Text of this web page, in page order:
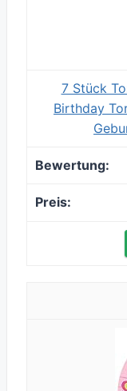
7 Stück
Birthday